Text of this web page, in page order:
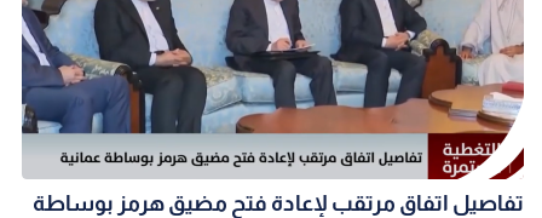
تفاصيل اتفاق مرتقب لإعادة فتح مضيق هرمز بوساطة